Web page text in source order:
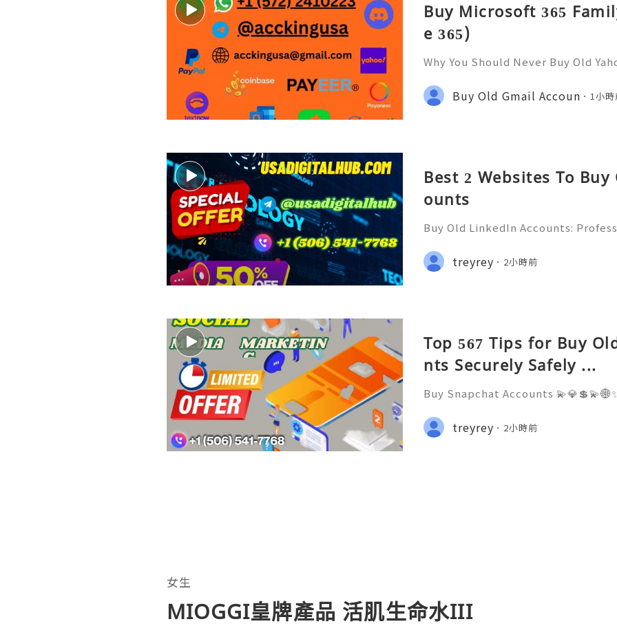
Buy Microsoft 365
e 365)
Why You Should Never Buy Old
onal communication, business
ccount recovery. Because of
Buy Old Gmail Accoun 1小時
Best 2 Websites To
ounts
Buy Old LinkedIn Accounts:
ide 2026) 💫💎💲💫🌐✨💎Fast &
rt 💫💎💲💫🌐✨💎WhatsApp :+1 (506)
treyrey 2小時前
Top 567 Tips for Buy
nts Securely Safely ...
Buy Snapchat Accounts
💫💎💲💫🌐✨💎Telegram:
d: usadigitalhub
treyrey 2小時前
女生
MIOGGI皇牌產品 活肌生命水III